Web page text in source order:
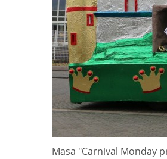
Masa "Carnival Monday